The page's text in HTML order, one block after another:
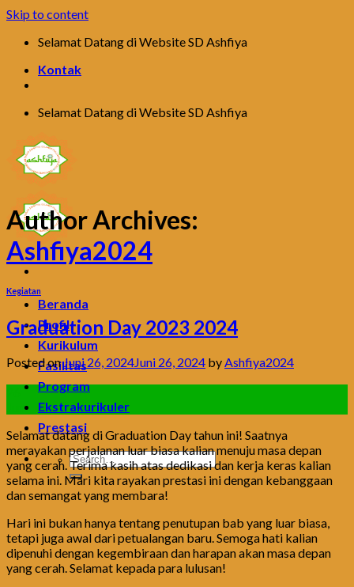
Skip to content
Selamat Datang di Website SD Ashfiya
Kontak
Selamat Datang di Website SD Ashfiya
Beranda
Profil
Kurikulum
Fasilitas
Program
Ekstrakurikuler
Prestasi
Author Archives:
Ashfiya2024
Kegiatan
Graduation Day 2023 2024
Posted onJuni 26, 2024Juni 26, 2024 byAshfiya2024
Selamat datang di Graduation Day tahun ini! Saatnya
merayakan perjalanan luar biasa kalian menuju masa depan
yang cerah. Terima kasih atas dedikasi dan kerja keras kalian
selama ini. Mari kita rayakan prestasi ini dengan kebanggaan
dan semangat yang membara!
Hari ini bukan hanya tentang penutupan bab yang luar biasa,
tetapi juga awal dari petualangan baru. Semoga hati kalian
dipenuhi dengan kegembiraan dan harapan akan masa depan
yang cerah. Selamat kepada para lulusan!